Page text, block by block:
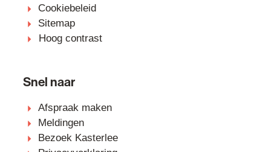
Cookiebeleid
Sitemap
Hoog contrast
Snel naar
Afspraak maken
Meldingen
Bezoek Kasterlee